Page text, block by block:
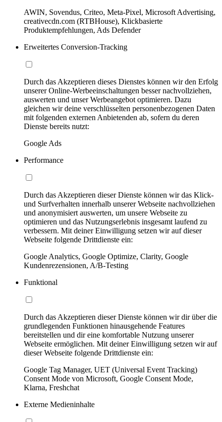
AWIN, Sovendus, Criteo, Meta-Pixel, Microsoft Advertising,
creativecdn.com (RTBHouse), Klickbasierte
Produktempfehlungen, Ads Defender
Erweitertes Conversion-Tracking
Durch das Akzeptieren dieses Dienstes können wir den Erfolg
unserer Online-Werbeeinschaltungen besser nachvollziehen,
auswerten und unser Werbeangebot optimieren. Dazu
gleichen wir deine verschlüsselten personenbezogenen Daten
mit folgenden externen Anbietenden ab, sofern du deren
Dienste bereits nutzt:
Google Ads
Performance
Durch das Akzeptieren dieser Dienste können wir das Klick-
und Surfverhalten innerhalb unserer Webseite nachvollziehen
und anonymisiert auswerten, um unsere Webseite zu
optimieren und das Nutzungserlebnis insgesamt laufend zu
verbessern. Mit deiner Einwilligung setzen wir auf dieser
Webseite folgende Drittdienste ein:
Google Analytics, Google Optimize, Clarity, Google
Kundenrezensionen, A/B-Testing
Funktional
Durch das Akzeptieren dieser Dienste können wir dir über die
grundlegenden Funktionen hinausgehende Features
bereitstellen und dir eine komfortable Nutzung unserer
Webseite ermöglichen. Mit deiner Einwilligung setzen wir auf
dieser Webseite folgende Drittdienste ein:
Google Tag Manager, UET (Universal Event Tracking)
Consent Mode von Microsoft, Google Consent Mode,
Klarna, Freshchat
Externe Medieninhalte